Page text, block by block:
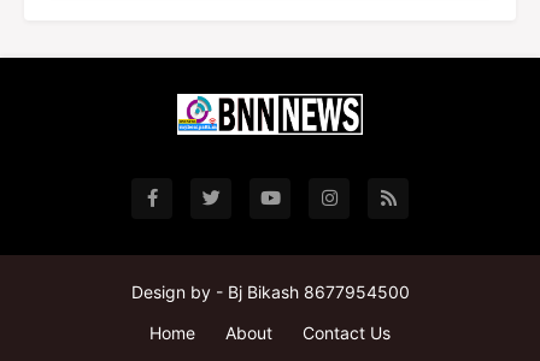
Design by - Bj Bikash 8677954500
Home
About Contact Us